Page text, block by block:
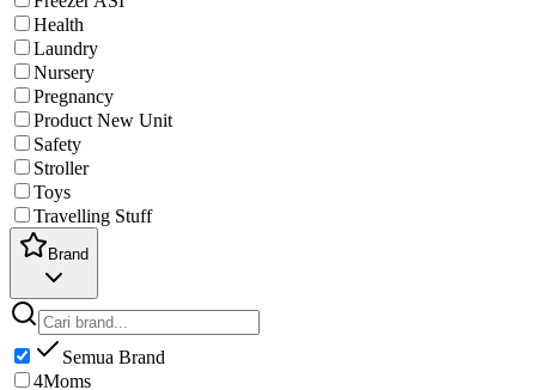
Health
Laundry
Nursery
Pregnancy
Product New Unit
Safety
Stroller
Toys
Travelling Stuff
Brand
Semua Brand
4Moms